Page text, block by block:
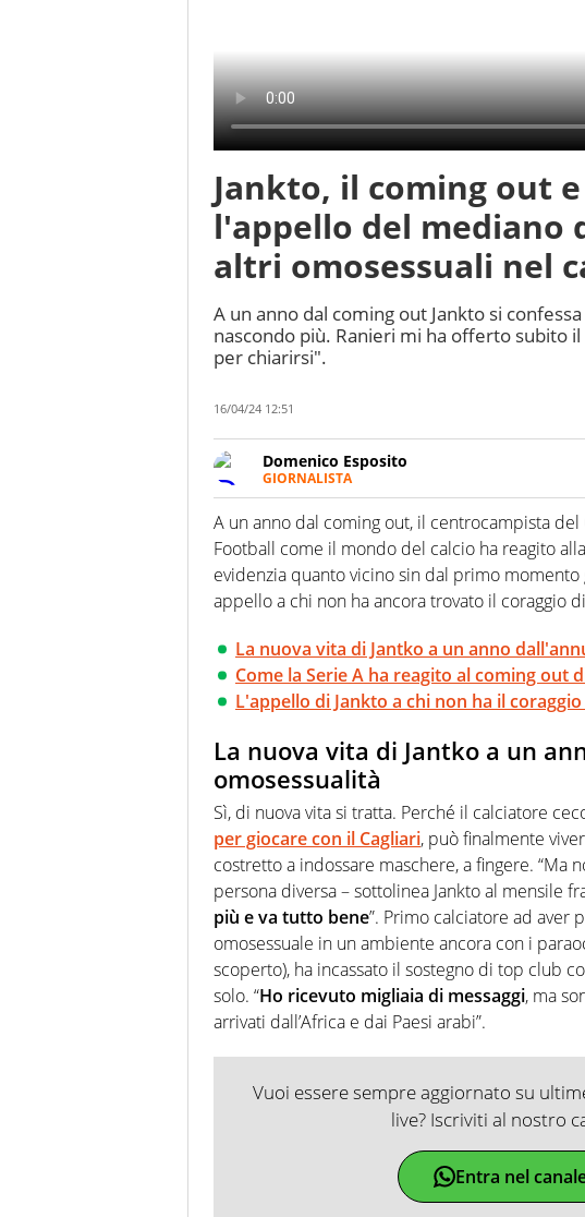
Jankto, il coming out
l'appello del mediano
altri omosessuali nel
A un anno dal coming out Jankto si
nascondo più. Ranieri mi ha offerto subito
per chiarirsi".
16/04/24 12:51
Domenico Esposito
GIORNALISTA
Da vent’anni in campo e sul campo per
Passione smisurata per il calcio e per la
guai a dirgli di no
A un anno dal coming out, il centrocampista del
Football come il mondo del calcio ha reagito
evidenzia quanto vicino sin dal primo momento
appello a chi non ha ancora trovato il coraggio
La nuova vita di Jantko a un anno
Come la Serie A ha reagito al coming out
L'appello di Jankto a chi non ha il
La nuova vita di Jantko a un
omosessualità
Sì, di nuova vita si tratta. Perché il calciatore
per giocare con il Cagliari, può finalmente
costretto a indossare maschere, a fingere. “Ma
persona diversa – sottolinea Jankto al mensile
più e va tutto bene”. Primo calciatore ad aver
omosessuale in un ambiente ancora con i
scoperto), ha incassato il sostegno di top club
solo. “Ho ricevuto migliaia di messaggi, ma
arrivati dall’Africa e dai Paesi arabi”.
Vuoi essere sempre aggiornato su
live? Iscriviti al nostro
Entra nel